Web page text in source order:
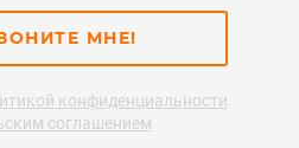
МНЕ!
конфиденциальности
соглашением